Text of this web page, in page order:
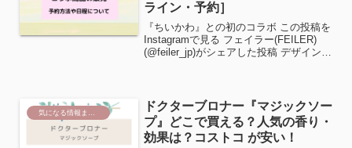
ライン・予約］
『ちいかわ』との初のコラボ この投稿を
Instagramで見る フェイラー(FEILER)
(@feiler_jp)がシェアした投稿 デザインの
気になる情報まとめ
ドクターブロナー『マジックソー
プ』どこで買える？人気の香り・
効果は？コストコ が安い！